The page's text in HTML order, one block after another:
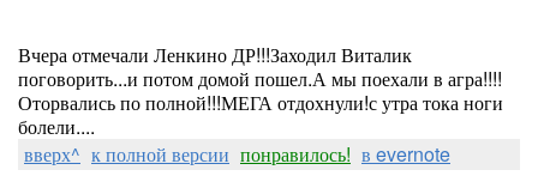
Вчера отмечали Ленкино ДР!!!Заходил Виталик
поговорить...и потом домой пошел.А мы поехали в агра!!!!
Оторвались по полной!!!МЕГА отдохнули!с утра тока ноги
болели....
вверх^ к полной версии понравилось! в evernote